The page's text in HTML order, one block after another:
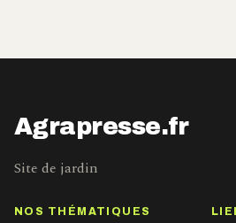
Agrapresse.fr
Site de jardin
NOS THÉMATIQUES